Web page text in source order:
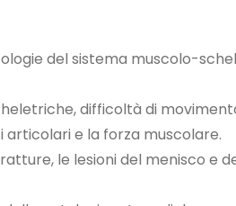
del sistema muscolo-
difficoltà di
articolari e la forza muscolare.
le lesioni del menisco e